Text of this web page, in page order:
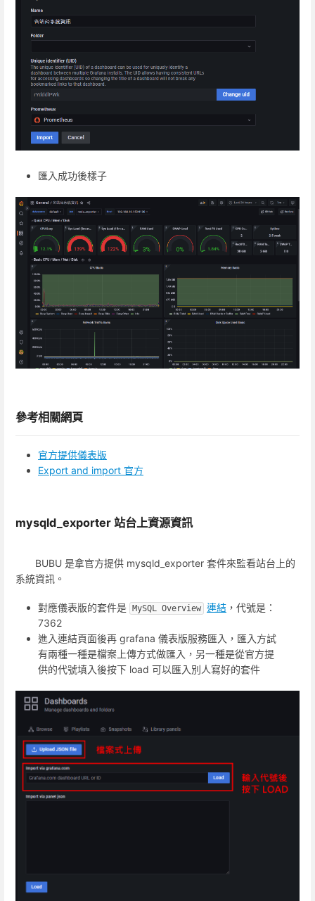
匯入成功後樣子
參考相關網頁
官方提供儀表版
Export and import 官方
mysqld_exporter 站台上資源資訊
BUBU 是拿官方提供 mysqld_exporter 套件來監看站台上的
系統資訊。
對應儀表版的套件是 MySQL Overview 連結 ，代號是：
7362
進入連結頁面後再 grafana 儀表版服務匯入，匯入方試
有兩種一種是檔案上傳方式做匯入，另一種是從官方提
供的代號填入後按下 load 可以匯入別人寫好的套件